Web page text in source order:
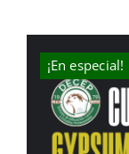
¡En especial!